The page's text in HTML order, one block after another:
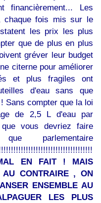
financièrement... Les
chaque fois mis sur le
les prix les plus
que de plus en plus
gréver leur budget
citerne pour améliorer
et plus fragiles ont
d'eau sans que
Sans compter que la loi
de 2,5 L d'eau par
vous devriez faire
parlementaire
EN FAIT ! MAIS
CONTRAIRE , ON
ENSEMBLE AU
LES PLUS